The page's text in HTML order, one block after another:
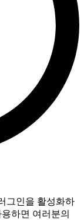
그인을 활성화하
하면 여러분의